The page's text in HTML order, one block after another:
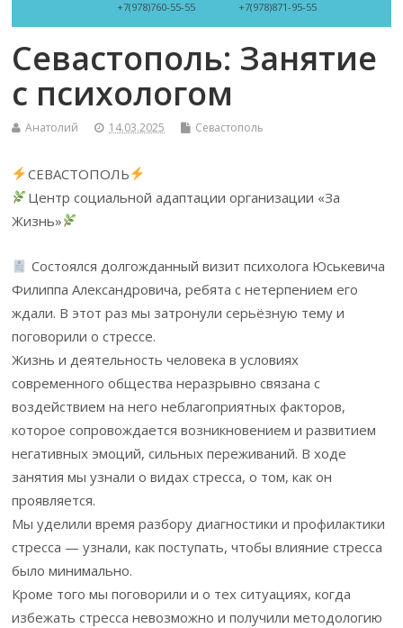
+7(978)760-55-55 +7(978)871-95-55
Севастополь: Занятие
с психологом
Анатолий 14.03.2025 Севастополь
СЕВАСТОПОЛЬ
Центр социальной адаптации организации «За
Жизнь»
Состоялся долгожданный визит психолога Юськевича
Филиппа Александровича, ребята с нетерпением его
ждали. В этот раз мы затронули серьёзную тему и
поговорили о стрессе.
Жизнь и деятельность человека в условиях
современного общества неразрывно связана с
воздействием на него неблагоприятных факторов,
которое сопровождается возникновением и развитием
негативных эмоций, сильных переживаний. В ходе
занятия мы узнали о видах стресса, о том, как он
проявляется.
Мы уделили время разбору диагностики и профилактики
стресса — узнали, как поступать, чтобы влияние стресса
было минимально.
Кроме того мы поговорили и о тех ситуациях, когда
избежать стресса невозможно и получили методологию